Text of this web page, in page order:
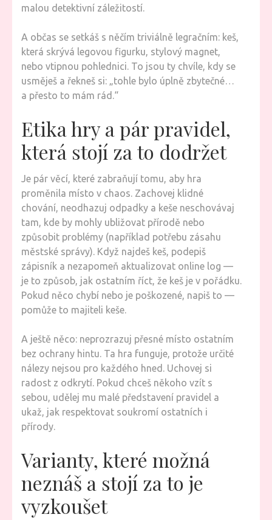
malou detektivní záležitostí.
A občas se setkáš s něčím triviálně legračním: keš,
která skrývá legovou figurku, stylový magnet,
nebo vtipnou pohlednici. To jsou ty chvíle, kdy se
usměješ a řekneš si: „tohle bylo úplně zbytečné…
a přesto to mám rád.“
Etika hry a pár pravidel,
která stojí za to dodržet
Je pár věcí, které zabraňují tomu, aby hra
proměnila místo v chaos. Zachovej klidné
chování, neodhazuj odpadky a keše neschovávaj
tam, kde by mohly ubližovat přírodě nebo
způsobit problémy (například potřebu zásahu
městské správy). Když najdeš keš, podepiš
zápisník a nezapomeň aktualizovat online log —
je to způsob, jak ostatním říct, že keš je v pořádku.
Pokud něco chybí nebo je poškozené, napiš to —
pomůže to majiteli keše.
A ještě něco: neprozrazuj přesné místo ostatním
bez ochrany hintu. Ta hra funguje, protože určité
nálezy nejsou pro každého hned. Uchovej si
radost z odkrytí. Pokud chceš někoho vzít s
sebou, udělej mu malé představení pravidel a
ukaž, jak respektovat soukromí ostatních i
přírody.
Varianty, které možná
neznáš a stojí za to je
vyzkoušet